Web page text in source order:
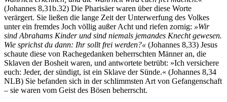
(Johannes 8,31b.32) Die Pharisäer waren über diese Worte
verärgert. Sie ließen die lange Zeit der Unterwerfung des Volkes
unter ein fremdes Joch völlig außer Acht und riefen zornig: »Wir
sind Abrahams Kinder und sind niemals jemandes Knecht gewesen.
Wie sprichst du dann: Ihr sollt frei werden?« (Johannes 8,33) Jesus
schaute diese von Rachegedanken beherrschten Männer an, die
Sklaven der Bosheit waren, und antwortete betrübt: »Ich versichere
euch: Jeder, der sündigt, ist ein Sklave der Sünde.« (Johannes 8,34
NLB) Sie befanden sich in der schlimmsten Art von Gefangenschaft
– sie waren vom Geist des Bösen beherrscht.